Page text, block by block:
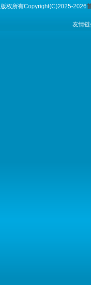
版权所有Copyright(C)2025-2026
友情